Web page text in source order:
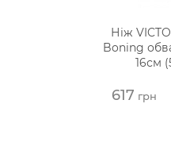
Ніж
Boning
16см
617 грн